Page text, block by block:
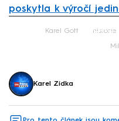
poskytla k výročí
Karel Gott historie
Karel Zídka